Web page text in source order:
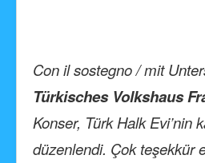
Con il sostegno / mit
Türkisches Volkshaus
Konser, Türk Halk Evi’nin
düzenlendi. Çok teşekkür